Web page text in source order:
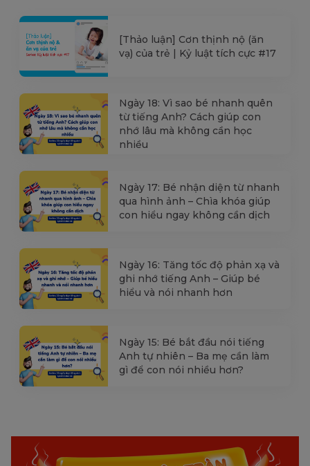
[Thảo luận] Cơn thịnh nộ (ăn
vạ) của trẻ | Kỷ luật tích cực #17
Ngày 18: Vì sao bé nhanh quên
từ tiếng Anh? Cách giúp con
nhớ lâu mà không cần học
nhiều
Ngày 17: Bé nhận diện từ nhanh
qua hình ảnh – Chìa khóa giúp
con hiểu ngay không cần dịch
Ngày 16: Tăng tốc độ phản xạ và
ghi nhớ tiếng Anh – Giúp bé
hiểu và nói nhanh hơn
Ngày 15: Bé bắt đầu nói tiếng
Anh tự nhiên – Ba mẹ cần làm
gì để con nói nhiều hơn?